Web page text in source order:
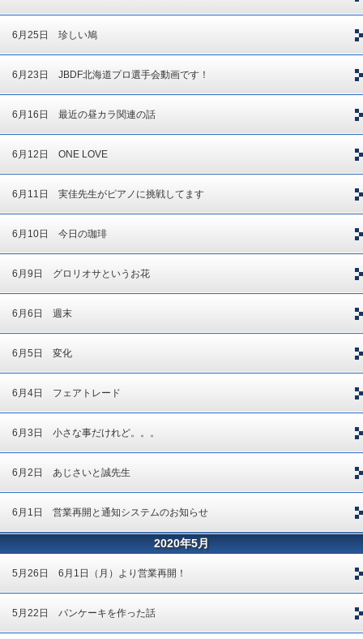
6月25日 珍しい鳩
6月23日 JBDF北海道プロ選手会動画です！
6月16日 最近の昼カラ関連の話
6月12日 ONE LOVE
6月11日 実佳先生がピアノに挑戦してます
6月10日 今日の珈琲
6月9日 グロリオサというお花
6月6日 週末
6月5日 変化
6月4日 フェアトレード
6月3日 小さな事だけれど。。。
6月2日 あじさいと誠先生
6月1日 営業再開と通知システムのお知らせ
2020年5月
5月26日 6月1日（月）より営業再開！
5月22日 パンケーキを作った話